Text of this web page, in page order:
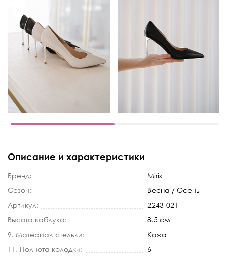
Описание и характеристики
Бренд:
Miris
Сезон:
Весна / Осень
Артикул:
2243-021
Высота каблука:
8.5 см
9. Материал стельки:
Кожа
11. Полнота колодки:
6